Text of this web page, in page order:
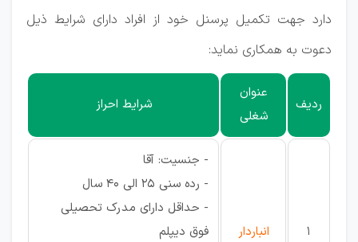
دارد جهت تکمیل پرسنل خود از افراد دارای شرایط ذیل
دعوت به همکاری نماید:
ردیف
عنوان
شغلی
شرایط احراز
1 انباردار
- جنسیت: آقا
- رده سنی 25 الی 40 سال
- حداقل دارای مدرک تحصیلی
فوق دیپلم